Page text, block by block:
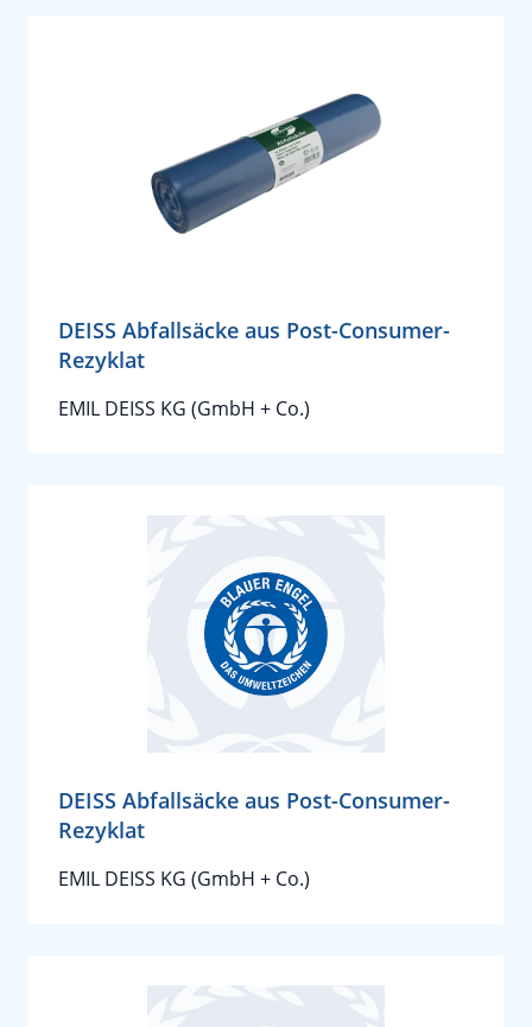
DEISS Abfallsäcke aus Post-Consumer-
Rezyklat
EMIL DEISS KG (GmbH + Co.)
DEISS Abfallsäcke aus Post-Consumer-
Rezyklat
EMIL DEISS KG (GmbH + Co.)